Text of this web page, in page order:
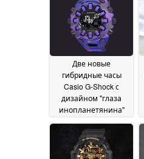
Две новые
гибридные часы
Casio G-Shock с
дизайном "глаза
инопланетянина"
уже на подходе26 May
2026